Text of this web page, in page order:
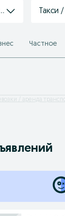
Такси
Частное
/ аренда